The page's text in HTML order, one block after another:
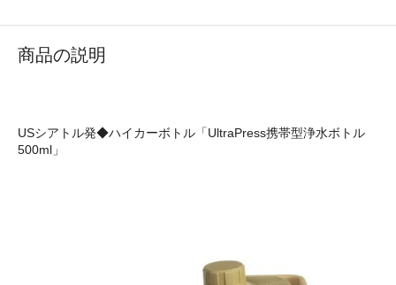
商品の説明
USシアトル発◆ハイカーボトル「UltraPress携帯型浄水ボトル
500ml」